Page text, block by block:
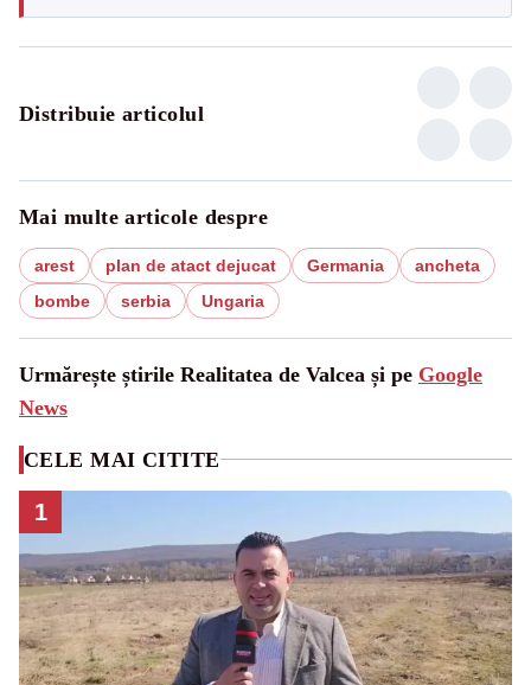
Distribuie articolul
Mai multe articole despre
arest plan de atact dejucat Germania
ancheta
bombe
serbia Ungaria
Urmărește știrile Realitatea de Valcea și pe Google
News
CELE MAI CITITE
1